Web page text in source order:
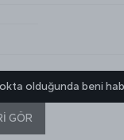
olduğunda beni
GÖR